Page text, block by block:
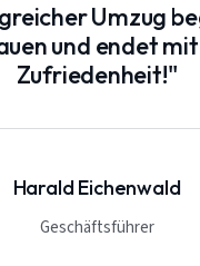
Umzug
und endet
Zufriedenheit!"
Harald Eichenwald
Geschäftsführer